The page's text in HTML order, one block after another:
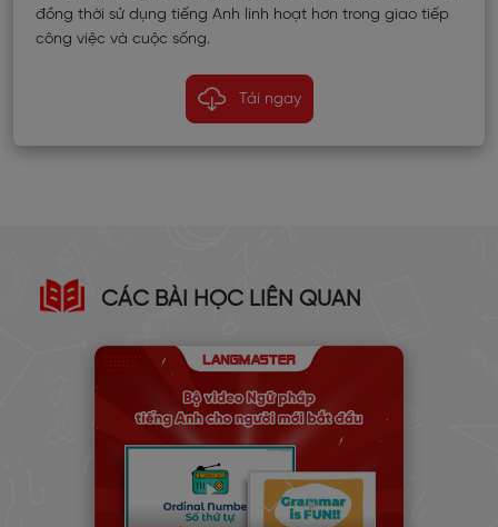
đồng thời sử dụng tiếng Anh linh hoạt hơn trong giao tiếp
công việc và cuộc sống.
Tải ngay
CÁC BÀI HỌC LIÊN QUAN